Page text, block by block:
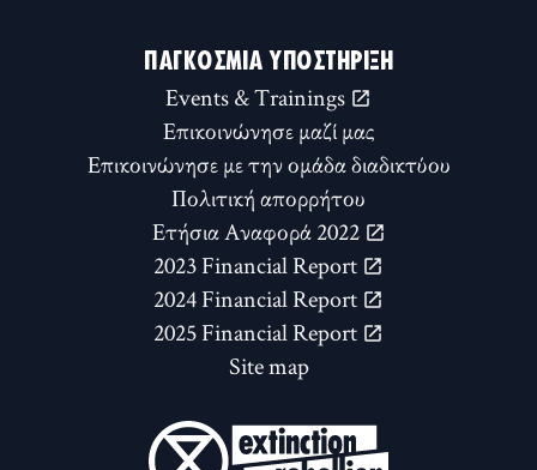
ΠΑΓΚΌΣΜΙΑ ΥΠΟΣΤΉΡΙΞΗ
Events & Trainings
Επικοινώνησε μαζί μας
Επικοινώνησε με την ομάδα διαδικτύου
Πολιτική απορρήτου
Ετήσια Αναφορά 2022
2023 Financial Report
2024 Financial Report
2025 Financial Report
Site map